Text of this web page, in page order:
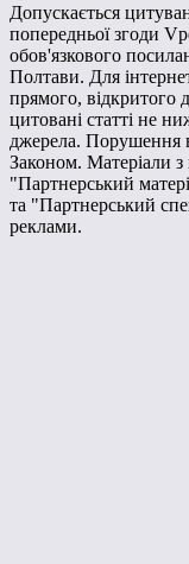
Допускається
попередньої згоди
обов'язкового
Полтави. Для
прямого, відкритого
цитовані статті не
джерела. Порушення
Законом. Матеріали
"Партнерський
та "Партнерський
реклами.